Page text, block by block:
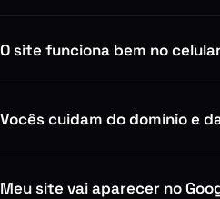
O site funciona bem no
Vocês cuidam do domínio e
Meu site vai aparecer no